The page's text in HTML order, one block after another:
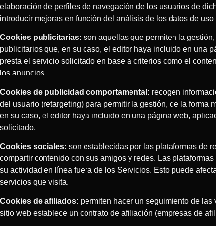
elaboración de perfiles de navegación de los usuarios de
introducir mejoras en función del análisis de los datos de
Cookies publicitarias: son aquellas que permiten la
publicitarios que, en su caso, el editor haya incluido en una
presta el servicio solicitado en base a criterios como el
los anuncios.
Cookies de publicidad comportamental: recogen
del usuario (retargeting) para permitir la gestión, de la forma
en su caso, el editor haya incluido en una página web,
solicitado.
Cookies sociales: son establecidas por las plataformas de
compartir contenido con sus amigos y redes. Las
su actividad en línea fuera de los Servicios. Esto puede
servicios que visita.
Cookies de afiliados: permiten hacer un seguimiento de
sitio web establece un contrato de afiliación (empresas de